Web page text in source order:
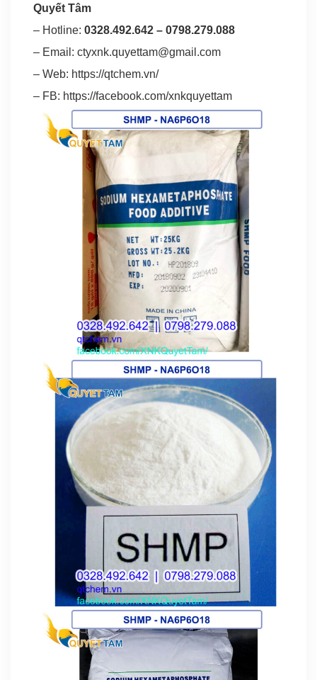
Quyết Tâm
– Hotline:0328.492.642–0798.279.088
– Email:ctyxnk.quyettam@gmail.com
– Web: https://qtchem.vn/
– FB: https://facebook.com/xnkquyettam